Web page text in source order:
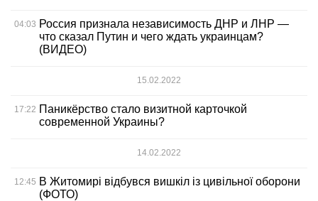
04:03 Россия признала независимость ДНР и ЛНР —
что сказал Путин и чего ждать украинцам?
(ВИДЕО)
15.02.2022
17:22 Паникёрство стало визитной карточкой
современной Украины?
14.02.2022
12:45 В Житомирі відбувся вишкіл із цивільної оборони
(ФОТО)